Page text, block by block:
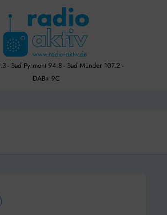
- Bad Pyrmont 94.8 - Bad Münder 107.2 -
DAB+ 9C